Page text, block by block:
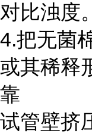
对比浊度。
4.把无菌
或其稀释
靠
试管壁挤